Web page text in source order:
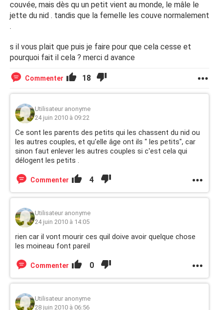
couvée, mais dès qu un petit vient au monde, le mâle le
jette du nid . tandis que la femelle les couve normalement
.
s il vous plait que puis je faire pour que cela cesse et
pourquoi fait il cela ? merci d avance
Commenter 18
Utilisateur anonyme
24 juin 2010 à 09:22
Ce sont les parents des petits qui les chassent du nid ou
les autres couples, et qu'elle âge ont ils " les petits", car
sinon faut enlever les autres couples si c'est cela qui
délogent les petits .
Commenter 4
Utilisateur anonyme
24 juin 2010 à 14:05
rien car il vont mourir ces quil doive avoir quelque chose
les moineau font pareil
Commenter 0
Utilisateur anonyme
28 juin 2010 à 06:56